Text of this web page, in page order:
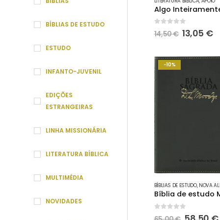
BÍBLIAS DE ESTUDO
ESTUDO
INFANTO-JUVENIL
EDIÇÕES
ESTRANGEIRAS
LINHA MISSIONÁRIA
LITERATURA BÍBLICA
MULTIMÉDIA
NOVIDADES
out of 5
14,50€ O
era:
13,05 €O
é:
-10%
BÍBLIAS DE ESTUDO, NOVA
out of 5